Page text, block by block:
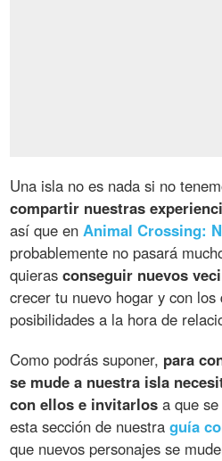
Una isla no es nada si no
compartir nuestras
así que enAnimal Crossing:
probablemente no pasará
quierasconseguir nuevos
crecer tu nuevo hogar y con
posibilidades a la hora de
Como podrás suponer, para
se mude a nuestra isla
con ellos e invitarlos a que
esta sección de nuestraguía
que nuevos personajes se